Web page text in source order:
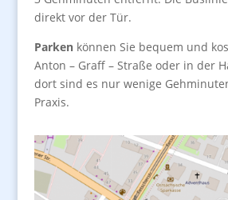
direkt vor der Tür.
Parkenkönnen Sie bequem und
Anton – Graff – Straße oder in der
dort sind es nur wenige
Praxis.